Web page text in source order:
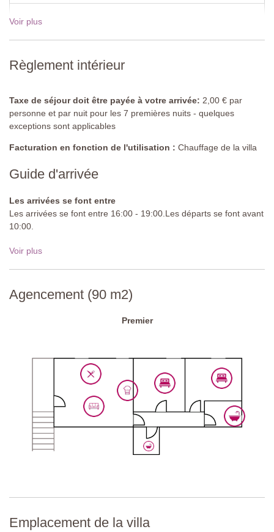
Cloturée: Oui
Distance des villas : moins de 70 mètres
19 Déc - 02 Jan 2027
Voir plus
Règlement intérieur
Taxe de séjour doit être payée à votre arrivée: 2,00 € par
personne et par nuit pour les 7 premières nuits - quelques
exceptions sont applicables
Facturation en fonction de l'utilisation : Chauffage de la villa
Guide d'arrivée
Les arrivées se font entre
Les arrivées se font entre 16:00 - 19:00.Les départs se font avant
10:00.
Route d'approche:
Parking:public sur place - 1 places de parking couvertes
Code national d'identification:
Voir plus
Agencement (90 m2)
Premier
Emplacement de la villa